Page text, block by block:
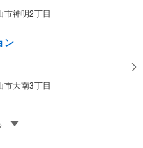
市神明2丁目
ン
市大南3丁目
る
武蔵野台2